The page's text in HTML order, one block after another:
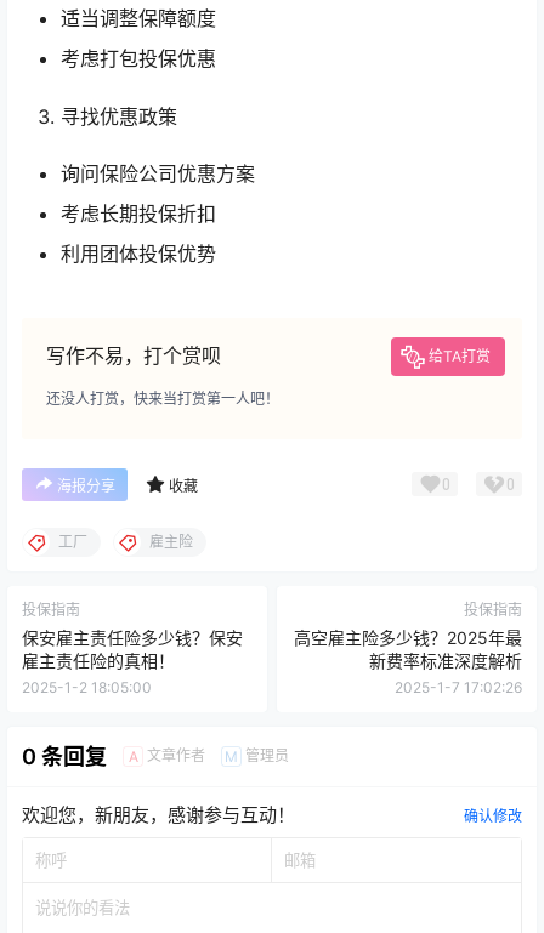
适当调整保障额度
考虑打包投保优惠
寻找优惠政策
询问保险公司优惠方案
考虑长期投保折扣
利用团体投保优势
写作不易，打个赏呗 给TA打赏
还没人打赏，快来当打赏第一人吧！
海报分享 收藏 0 0
工厂 雇主险
投保指南
保安雇主责任险多少钱？保安
雇主责任险的真相！
2025-1-2 18:05:00
投保指南
高空雇主险多少钱？2025年最
新费率标准深度解析
2025-1-7 17:02:26
0 条回复 A 文章作者 M 管理员
欢迎您，新朋友，感谢参与互动！ 确认修改